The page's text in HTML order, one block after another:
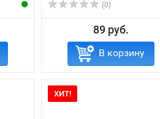
(0)
89 руб.
В корзину
ХИТ!